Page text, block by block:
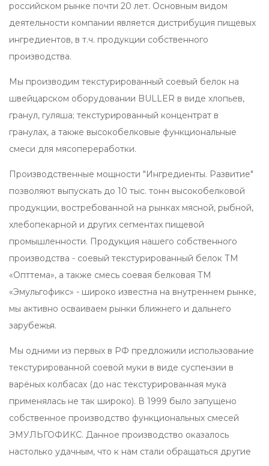
российском рынке почти 20 лет. Основным видом
деятельности компании является дистрибуция пищевых
ингредиентов, в т.ч. продукции собственного
производства.
Мы производим текстурированный соевый белок на
швейцарском оборудовании BULLER в виде хлопьев,
гранул, гуляша; текстурированный концентрат в
гранулах, а также высокобелковые функциональные
смеси для мясопереработки.
Производственные мощности "Ингредиенты. Развитие"
позволяют выпускать до 10 тыс. тонн высокобелковой
продукции, востребованной на рынках мясной, рыбной,
хлебопекарной и других сегментах пищевой
промышленности. Продукция нашего собственного
производства - соевый текстурированный белок ТМ
«Опттема», а также смесь соевая белковая ТМ
«Эмульгофикс» - широко известна на внутреннем рынке,
мы активно осваиваем рынки ближнего и дальнего
зарубежья.
Мы одними из первых в РФ предложили использование
текстурированной соевой муки в виде суспензии в
варёных колбасах (до нас текстурированная мука
применялась не так широко). В 1999 было запущено
собственное производство функциональных смесей
ЭМУЛЬГОФИКС. Данное производство оказалось
настолько удачным, что к нам стали обращаться другие